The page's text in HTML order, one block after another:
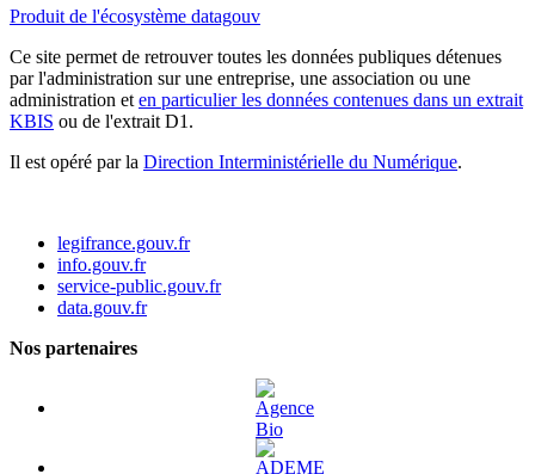
Produit de l'écosystème datagouv
Ce site permet de retrouver toutes les données publiques détenues
par l'administration sur une entreprise, une association ou une
administration et en particulier les données contenues dans un extrait
KBIS ou de l'extrait D1.
Il est opéré par la Direction Interministérielle du Numérique.
legifrance.gouv.fr
info.gouv.fr
service-public.gouv.fr
data.gouv.fr
Nos partenaires